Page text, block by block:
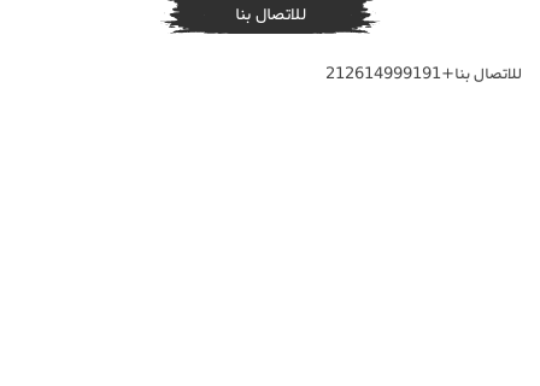
للاتصال بنا
للاتصال بنا+212614999191